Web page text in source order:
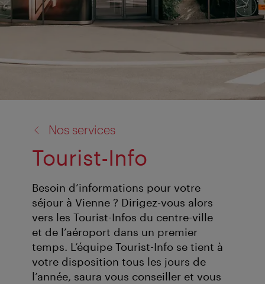
Nos services
Tourist-Info
Besoin d’informations pour votre
séjour à Vienne ? Dirigez-vous alors
vers les Tourist-Infos du centre-ville
et de l’aéroport dans un premier
temps. L’équipe Tourist-Info se tient à
votre disposition tous les jours de
l’année, saura vous conseiller et vous